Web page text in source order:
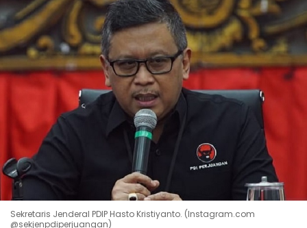
Sekretaris Jenderal PDIP Hasto Kristiyanto. (Instagram.com
@sekjenpdiperjuangan)